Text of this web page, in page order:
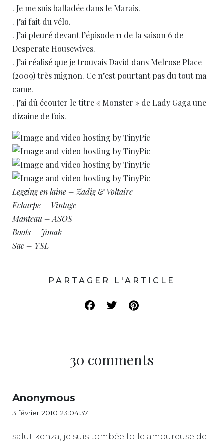
. Je me suis balladée dans le Marais.
. J’ai fait du vélo.
. J’ai pleuré devant l’épisode 11 de la saison 6 de
Desperate Housewives.
. J’ai réalisé que je trouvais David dans Melrose Place
(2009) très mignon. Ce n’est pourtant pas du tout ma
came.
. J’ai dû écouter le titre « Monster » de Lady Gaga une
dizaine de fois.
Legging en laine – Zadig & Voltaire
Echarpe – Vintage
Manteau – ASOS
Boots – Jonak
Sac – YSL
PARTAGER L'ARTICLE
30 comments
Anonymous
3 février 2010 23:04:37
salut kenza, je suis tombée folle amoureuse de